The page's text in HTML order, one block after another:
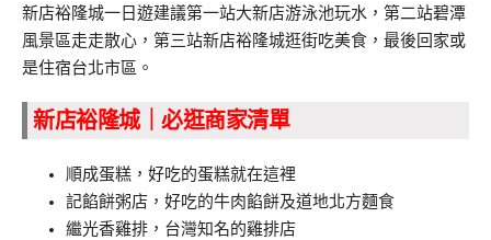
新店裕隆城一日遊建議第一站大新店游泳池玩水，第二站碧潭
風景區走走散心，第三站新店裕隆城逛街吃美食，最後回家或
是住宿台北市區。
新店裕隆城｜必逛商家清單
順成蛋糕，好吃的蛋糕就在這裡
記餡餅粥店，好吃的牛肉餡餅及道地北方麵食
繼光香雞排，台灣知名的雞排店